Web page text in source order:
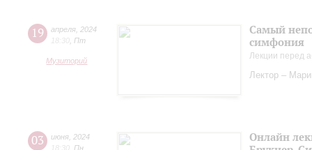
19 апреля 2024
18:30 Пт
Музиторий
Самый
симфония
Лекции перед
Лектор –
03 июня 2024
18:30 Пн
Онлайн